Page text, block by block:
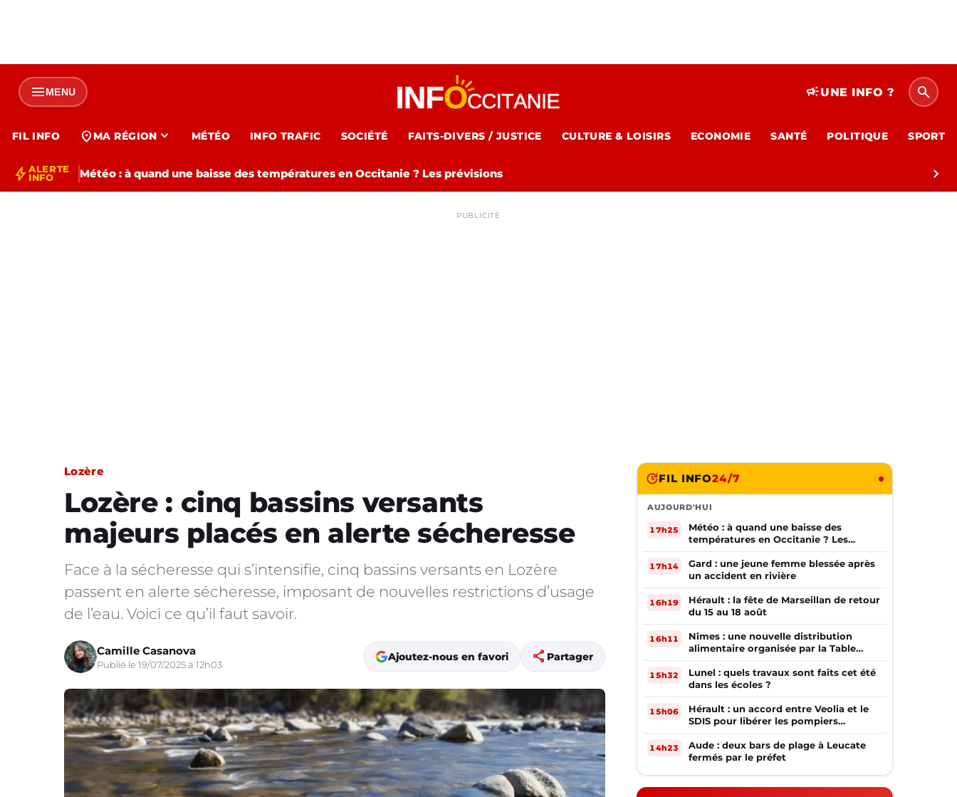
menuMENU campaignUNE INFO ? search
FIL INFO location_on MA RÉGION expand_more MÉTÉO INFO TRAFIC SOCIÉTÉ FAITS-DIVERS / JUSTICE CULTURE & LOISIRS ECONOMIE SANTÉ POLITIQUE SPORT
bolt ALERTE
INFO
Météo : à quand une baisse des températures en Occitanie ? Les prévisions chevron_right
PUBLICITÉ
Lozère
Lozère : cinq bassins versants
majeurs placés en alerte sécheresse
Face à la sécheresse qui s’intensifie, cinq bassins versants en Lozère
passent en alerte sécheresse, imposant de nouvelles restrictions d’usage
de l’eau. Voici ce qu’il faut savoir.
Camille Casanova
Publié le 19/07/2025 à 12h03
Ajoutez-nous en favori share Partager
FIL INFO24/7
AUJOURD'HUI
17h25
Météo : à quand une baisse des
températures en Occitanie ? Les
prévisions
17h14
Gard : une jeune femme blessée après
un accident en rivière
16h19
Hérault : la fête de Marseillan de retour
du 15 au 18 août
16h11
Nîmes : une nouvelle distribution
alimentaire organisée par la Table
Ouverte
15h32
Lunel : quels travaux sont faits cet été
dans les écoles ?
15h06
Hérault : un accord entre Veolia et le
SDIS pour libérer les pompiers
volontaires
14h23
Aude : deux bars de plage à Leucate
fermés par le préfet